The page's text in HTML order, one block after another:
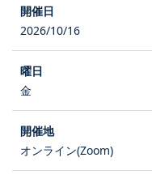
2026/10/16
金
オンライン(Zoom)